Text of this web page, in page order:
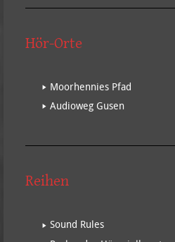
Hör-Orte
Moorhennies Pfad
Audioweg Gusen
Reihen
Sound Rules